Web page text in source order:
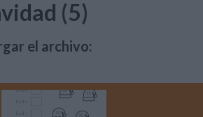
(5)
el archivo: